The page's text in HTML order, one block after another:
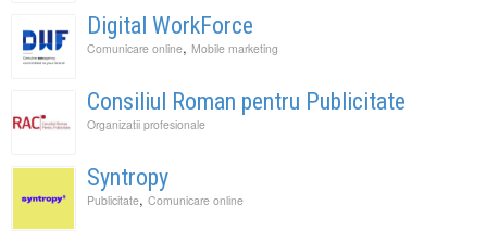
Digital WorkForce
Comunicare online, Mobile marketing
Consiliul Roman pentru Publicitate
Organizatii profesionale
Syntropy
Publicitate, Comunicare online